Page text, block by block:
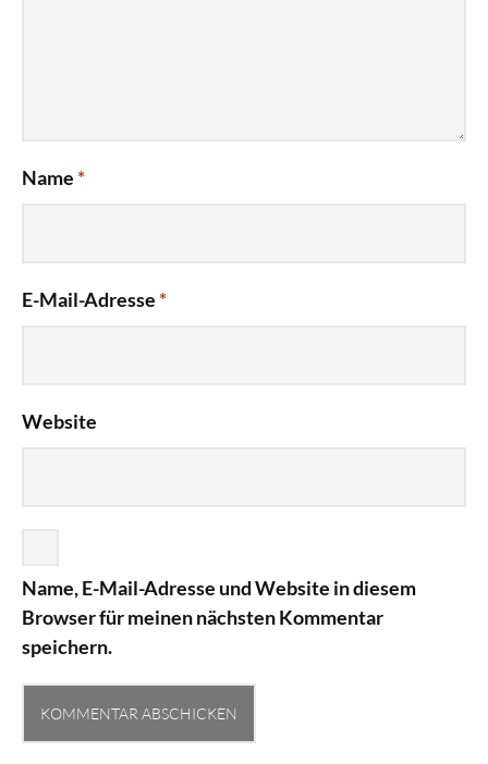
Name *
E-Mail-Adresse *
Website
Name, E-Mail-Adresse und Website in diesem
Browser für meinen nächsten Kommentar
speichern.